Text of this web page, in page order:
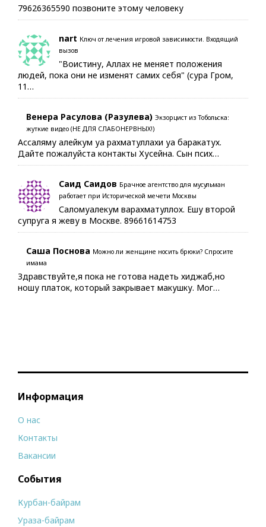
79626365590 позвоните этому человеку
nart Ключ от лечения игровой зависимости. Входящий
вызов
"Воистину, Аллах не меняет положения
людей, пока они не изменят самих себя" (сура Гром,
11…
Венера Расулова (Разулева) Экзорцист из Тобольска:
жуткие видео (НЕ ДЛЯ СЛАБОНЕРВНЫХ!)
Ассаляму алейкум уа рахматуллахи уа баракатух.
Дайте пожалуйста контакты Хусейна. Сын псих…
Саид Саидов Брачное агентство для мусульман
работает при Исторической мечети Москвы
Саломуалекум варахматуллох. Ешу второй
супруга я жеву в Москве. 89661614753
Саша Поснова Можно ли женщине носить брюки? Спросите
имама
Здравствуйте,я пока не готова надеть хиджаб,но
ношу платок, который закрывает макушку. Мог…
Информация
О нас
Контакты
Вакансии
События
Курбан-байрам
Ураза-байрам